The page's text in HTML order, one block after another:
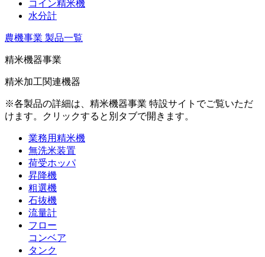
コイン精米機
水分計
農機事業 製品一覧
精米機器事業
精米加工関連機器
※各製品の詳細は、精米機器事業 特設サイトでご覧いただ
けます。クリックすると別タブで開きます。
業務用精米機
無洗米装置
荷受ホッパ
昇降機
粗選機
石抜機
流量計
フロー
コンベア
タンク